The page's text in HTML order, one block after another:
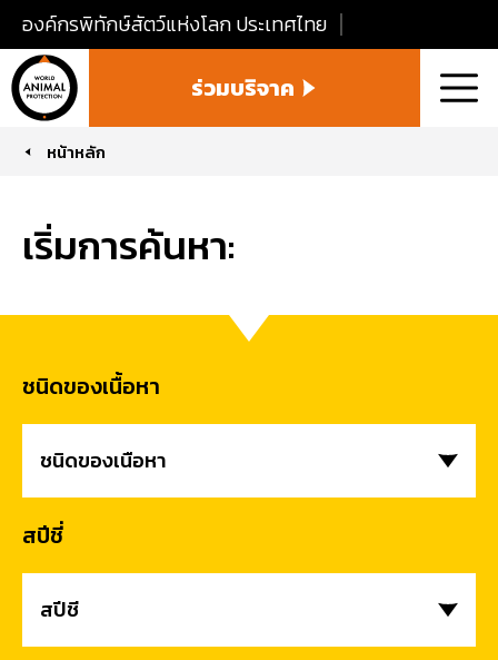
องค์กรพิทักษ์สัตว์แห่งโลก ประเทศไทย
Animal
Protection
Thailand
ร่วมบริจาค เมนู
You are here:
หน้าหลัก
เริ่มการค้นหา:
ชนิดของเนื้อหา
ชนิดของเนื้อหา
สปีชี่
สปีชี่